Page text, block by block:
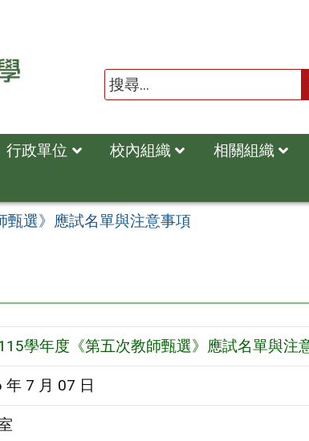
行政單位 校內組織 相關組織
甄選》應試名單與注意事項
學年度《第五次教師甄選》應試名單與注
年 7 月 07 日